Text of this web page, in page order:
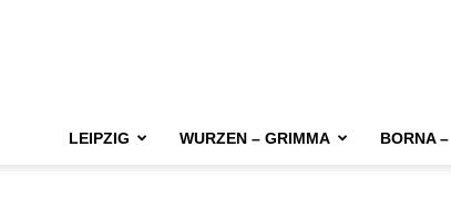
LEIPZIG WURZEN – GRIMMA BORNA